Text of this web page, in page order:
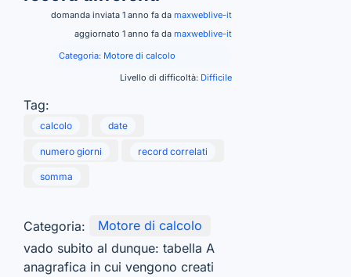
domanda inviata 1 anno fa da maxweblive-it
aggiornato 1 anno fa da maxweblive-it
Categoria: Motore di calcolo
Livello di difficoltà: Difficile
Tag:
calcolo date
numero giorni record correlati
somma
Categoria:
Motore di calcolo
vado subito al dunque: tabella A
anagrafica in cui vengono creati